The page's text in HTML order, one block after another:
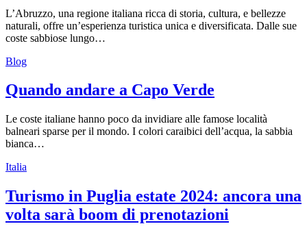
L’Abruzzo, una regione italiana ricca di storia, cultura, e bellezze
naturali, offre un’esperienza turistica unica e diversificata. Dalle sue
coste sabbiose lungo…
Blog
Quando andare a Capo Verde
Le coste italiane hanno poco da invidiare alle famose località
balneari sparse per il mondo. I colori caraibici dell’acqua, la sabbia
bianca…
Italia
Turismo in Puglia estate 2024: ancora una
volta sarà boom di prenotazioni